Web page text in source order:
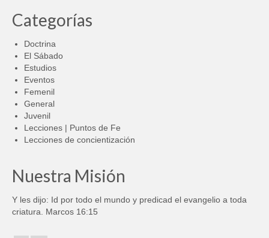
Categorías
Doctrina
El Sábado
Estudios
Eventos
Femenil
General
Juvenil
Lecciones | Puntos de Fe
Lecciones de concientización
Nuestra Misión
Y les dijo: Id por todo el mundo y predicad el evangelio a toda
criatura. Marcos 16:15